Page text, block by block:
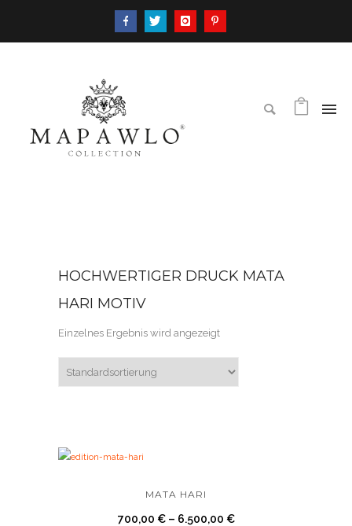
HOCHWERTIGER DRUCK MATA
HARI MOTIV
Einzelnes Ergebnis wird angezeigt
MATA HARI
700,00 €– 6.500,00 €